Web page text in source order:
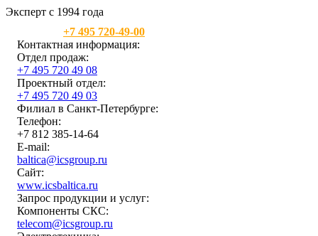
Эксперт с 1994 года
+7 495 720-49-00
Контактная информация:
Отдел продаж:
+7 495 720 49 08
Проектный отдел:
+7 495 720 49 03
Филиал в Санкт-Петербурге:
Телефон:
+7 812 385-14-64
E-mail:
baltica@icsgroup.ru
Сайт:
www.icsbaltica.ru
Запрос продукции и услуг:
Компоненты СКС:
telecom@icsgroup.ru